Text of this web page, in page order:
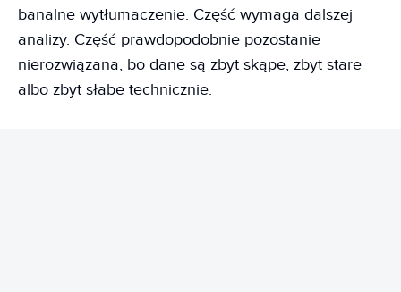
banalne wytłumaczenie. Część wymaga dalszej
analizy. Część prawdopodobnie pozostanie
nierozwiązana, bo dane są zbyt skąpe, zbyt stare
albo zbyt słabe technicznie.